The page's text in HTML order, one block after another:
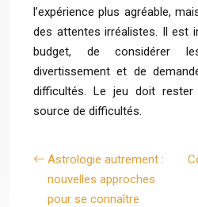
l’expérience plus agréable,
des attentes irréalistes. Il est
budget, de considérer
divertissement et de
difficultés. Le jeu doit
source de difficultés.
Astrologie autrement :
nouvelles approches
pour se connaître